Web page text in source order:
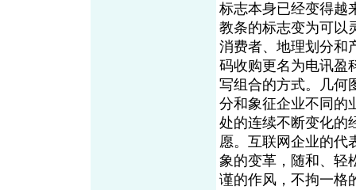
标志本身已经变得越
教条的标志变为可以
消费者、地理划分和
码收购更名为电讯盈
写组合的方式。几何
分和象征企业不同的
处的连续不断变化的
愿。互联网企业的
象的变革，随和、轻
谨的作风，不拘一格